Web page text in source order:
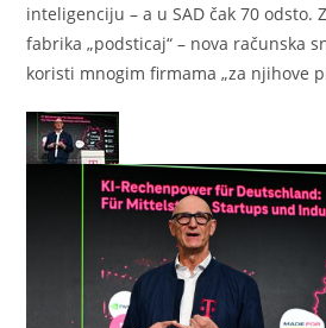
inteligenciju – a u SAD čak 70 odsto.
fabrika „podsticaj“ – nova računska
koristi mnogim firmama „za njihove